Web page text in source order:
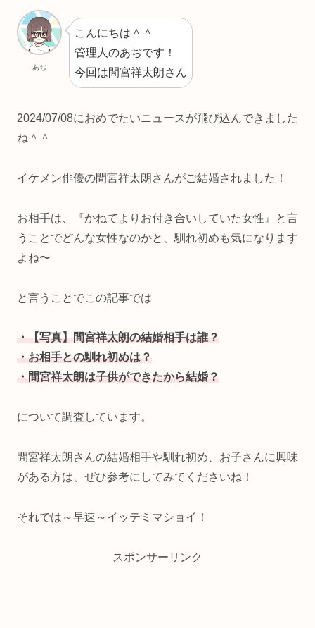
あぢ
こんにちは＾＾
管理人のあぢです！
今回は間宮祥太朗さん
2024/07/08におめでたいニュースが飛び込んできました
ね＾＾
イケメン俳優の間宮祥太朗さんがご結婚されました！
お相手は、『かねてよりお付き合いしていた女性』と言
うことでどんな女性なのかと、馴れ初めも気になります
よね〜
と言うことでこの記事では
・【写真】間宮祥太朗の結婚相手は誰？
・お相手との馴れ初めは？
・間宮祥太朗は子供ができたから結婚？
について調査しています。
間宮祥太朗さんの結婚相手や馴れ初め、お子さんに興味
がある方は、ぜひ参考にしてみてくださいね！
それでは～早速～イッテミマショイ！
スポンサーリンク